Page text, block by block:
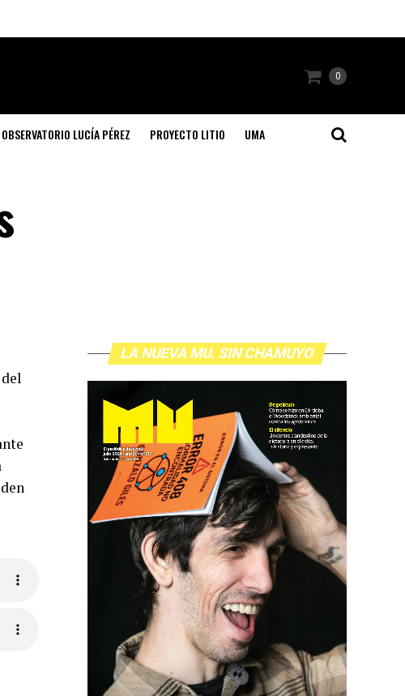
0
OBSERVATORIO LUCÍA PÉREZ PROYECTO LITIO UMA
LA NUEVA MU. SIN CHAMUYO